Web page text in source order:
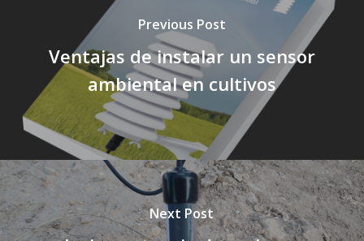
Previous Post
Ventajas de instalar un sensor
ambiental en cultivos
Next Post